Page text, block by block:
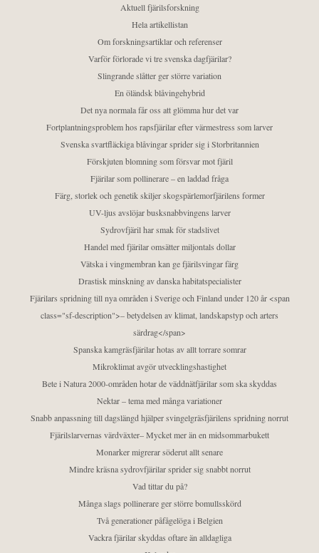
Aktuell fjärilsforskning
Hela artikellistan
Om forskningsartiklar och referenser
Varför förlorade vi tre svenska dagfjärilar?
Slingrande slåtter ger större variation
En öländsk blåvingehybrid
Det nya normala får oss att glömma hur det var
Fortplantningsproblem hos rapsfjärilar efter värmestress som larver
Svenska svartfläckiga blåvingar sprider sig i Storbritannien
Förskjuten blomning som försvar mot fjäril
Fjärilar som pollinerare – en laddad fråga
Färg, storlek och genetik skiljer skogspärlemorfjärilens former
UV-ljus avslöjar busksnabbvingens larver
Sydrovfjäril har smak för stadslivet
Handel med fjärilar omsätter miljontals dollar
Vätska i vingmembran kan ge fjärilsvingar färg
Drastisk minskning av danska habitatspecialister
Fjärilars spridning till nya områden i Sverige och Finland under 120 år <span
class="sf-description">– betydelsen av klimat, landskapstyp och arters
särdrag</span>
Spanska kamgräsfjärilar hotas av allt torrare somrar
Mikroklimat avgör utvecklingshastighet
Bete i Natura 2000-områden hotar de väddnätfjärilar som ska skyddas
Nektar – tema med många variationer
Snabb anpassning till dagslängd hjälper svingelgräsfjärilens spridning norrut
Fjärilslarvernas värdväxter– Mycket mer än en midsommarbukett
Monarker migrerar söderut allt senare
Mindre kräsna sydrovfjärilar sprider sig snabbt norrut
Vad tittar du på?
Många slags pollinerare ger större bomullsskörd
Två generationer påfågelöga i Belgien
Vackra fjärilar skyddas oftare än alldagliga